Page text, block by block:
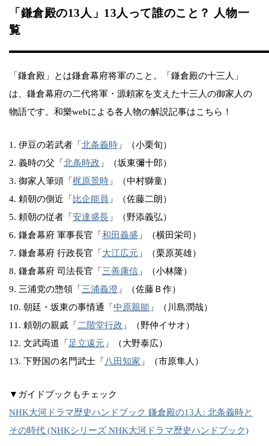
「鎌倉殿の13人」13人って誰のこと？ 人物一
覧
「鎌倉殿」とは鎌倉幕府将軍のこと。「鎌倉殿の十三人」
は、鎌倉幕府の二代将軍・源頼家を支えた十三人の御家人の
物語です。和樂webによる各人物の解説記事はこちら！
1. 伊豆の若武者「 北条義時 」（小栗旬）
2. 義時の父「 北条時政 」（坂東彌十郎）
3. 御家人筆頭「 梶原景時 」（中村獅童）
4. 頼朝の側近「 比企能員 」（佐藤二朗）
5. 頼朝の従者「 安達盛長 」（野添義弘）
6. 鎌倉幕府 軍事長官「 和田義盛 」（横田栄司）
7. 鎌倉幕府 行政長官「 大江広元 」（栗原英雄）
8. 鎌倉幕府 司法長官「 三善康信 」（小林隆）
9. 三浦党の惣領「 三浦義澄 」（佐藤Ｂ作）
10. 朝廷・坂東の事情通「 中原親能 」（川島潤哉）
11. 頼朝の親戚「 二階堂行政 」（野仲イサオ）
12. 文武両道「 足立遠元 」（大野泰広）
13. 下野国の名門武士「 八田知家 」（市原隼人）
▼ガイドブックもチェック
NHK大河ドラマ歴史ハンドブック 鎌倉殿の13人: 北条義時と
その時代 (NHKシリーズ NHK大河ドラマ歴史ハンドブック)